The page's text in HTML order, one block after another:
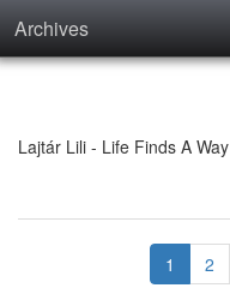
Archives
Lajtár Lili - Life Finds A Way
1 2